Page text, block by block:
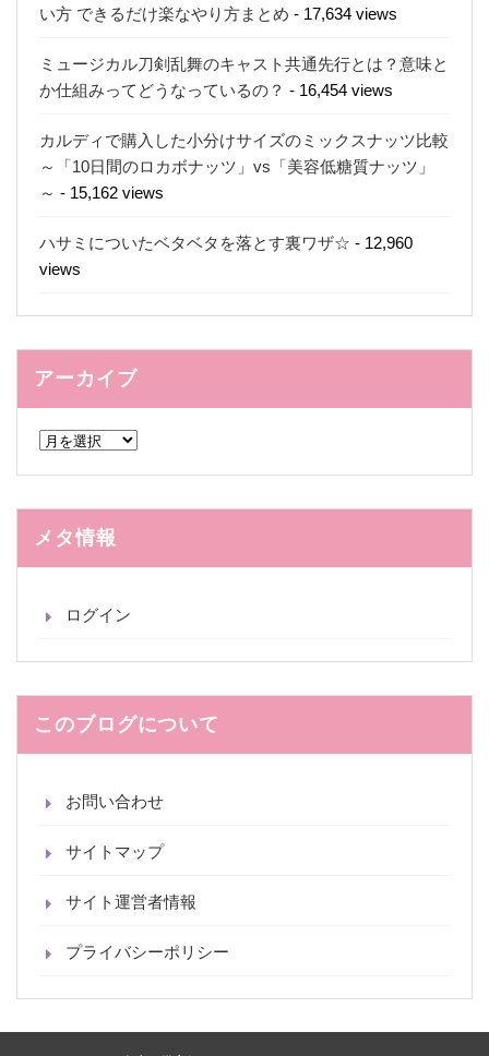
い方 できるだけ楽なやり方まとめ - 17,634 views
ミュージカル刀剣乱舞のキャスト共通先行とは？意味と
か仕組みってどうなっているの？ - 16,454 views
カルディで購入した小分けサイズのミックスナッツ比較
～「10日間のロカボナッツ」vs「美容低糖質ナッツ」
～ - 15,162 views
ハサミについたベタベタを落とす裏ワザ☆ - 12,960
views
アーカイブ
ア
イ
ブ
メタ情報
ログイン
このブログについて
お問い合わせ
サイトマップ
サイト運営者情報
プライバシーポリシー